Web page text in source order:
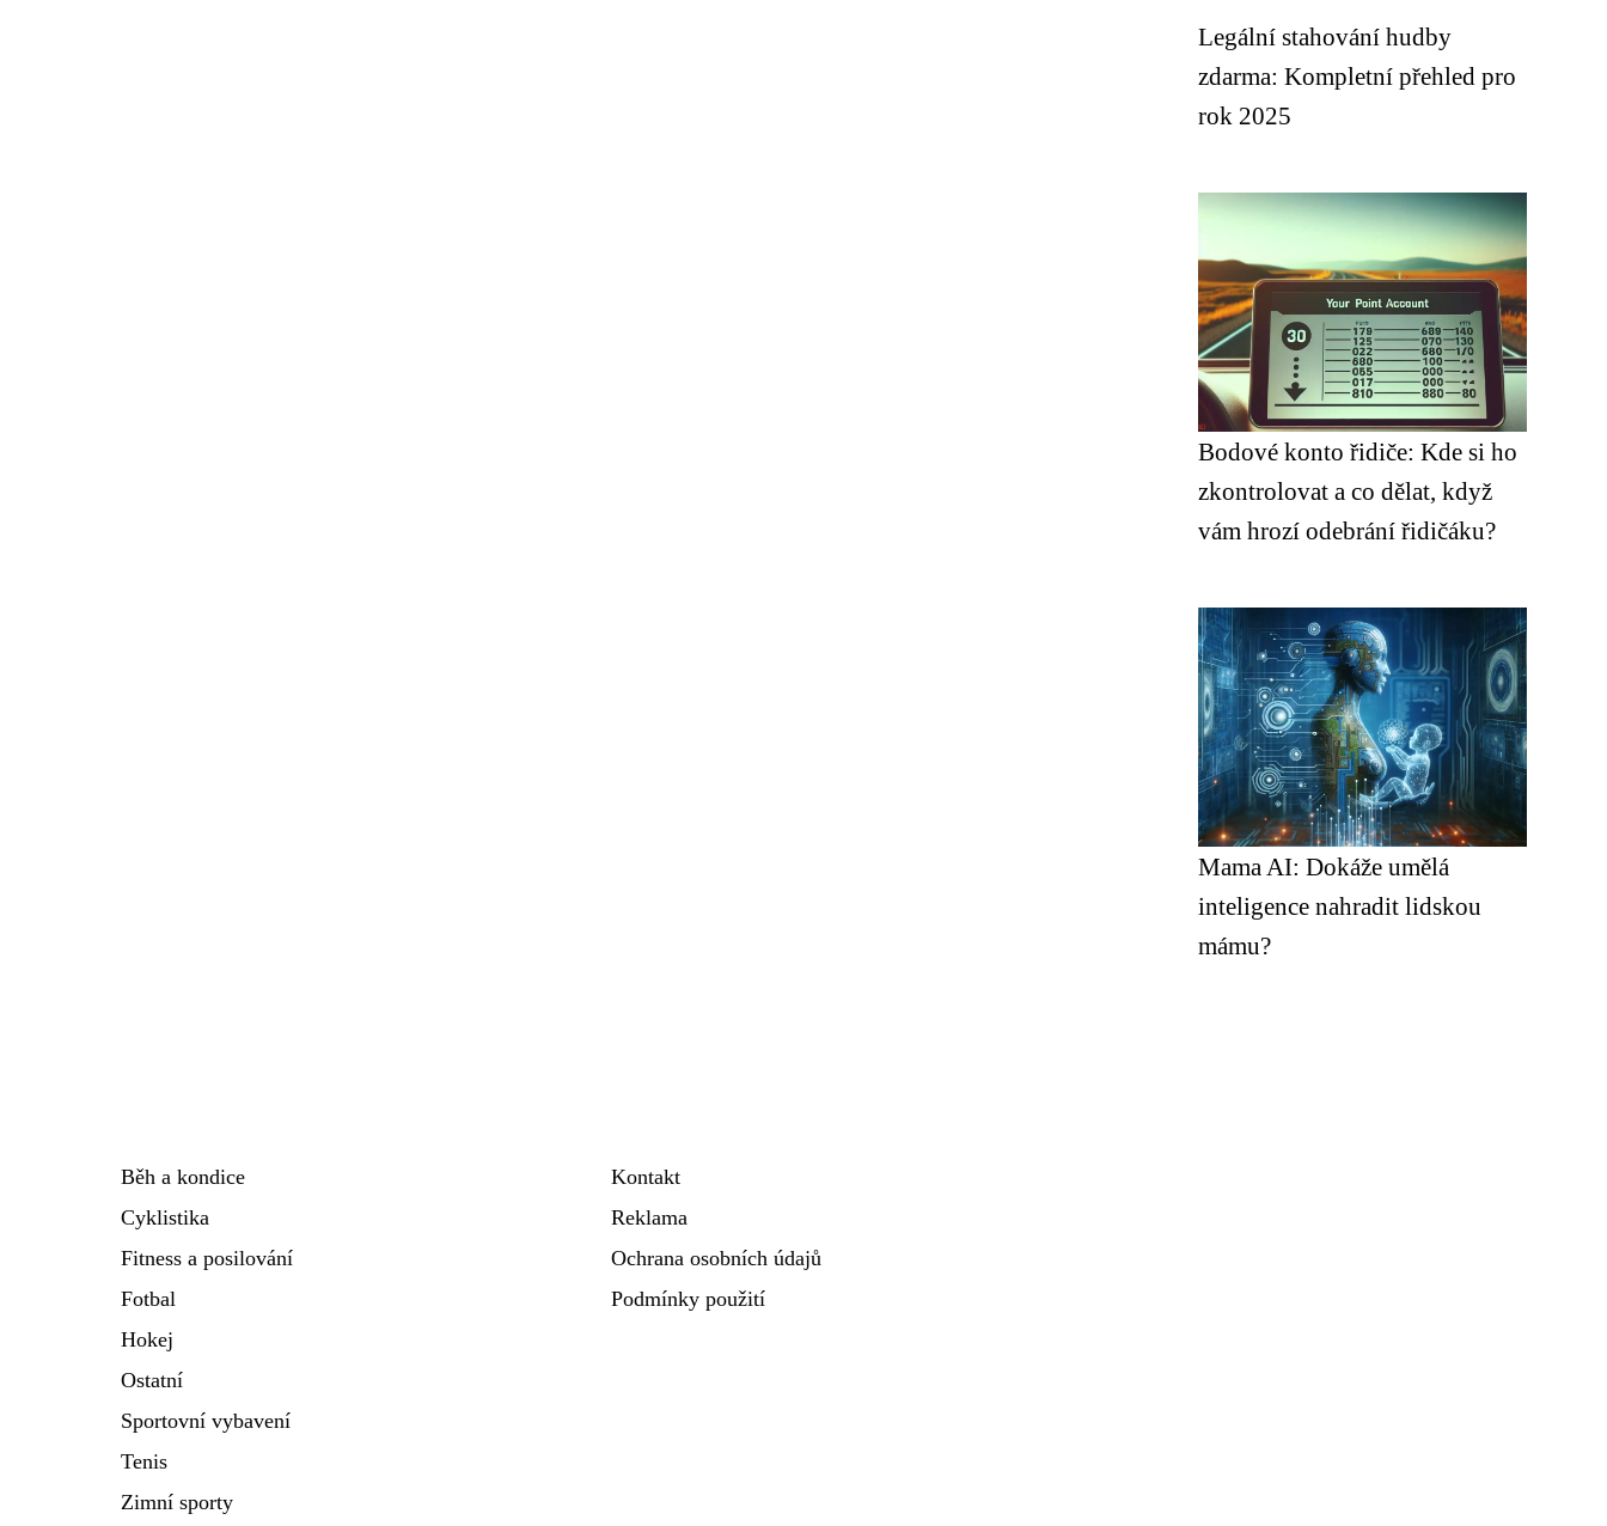
Legální stahování hudby
zdarma: Kompletní přehled pro
rok 2025
Bodové konto řidiče: Kde si ho
zkontrolovat a co dělat, když
vám hrozí odebrání řidičáku?
Mama AI: Dokáže umělá
inteligence nahradit lidskou
mámu?
Běh a kondice
Cyklistika
Fitness a posilování
Fotbal
Hokej
Ostatní
Sportovní vybavení
Tenis
Zimní sporty
Kontakt
Reklama
Ochrana osobních údajů
Podmínky použití